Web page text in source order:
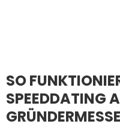
SO
SPEEDDATING
GRÜNDERMESSE